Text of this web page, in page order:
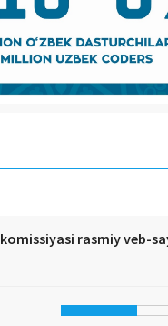
rasmiy veb-